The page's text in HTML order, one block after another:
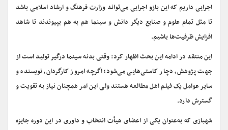
اجرایی داریم که این بازو اجرایی می‌تواند وزارت فرهنگ و ارشاد اسلامی باشد
تا مثل تمام علوم و صنایع دیگر دانش و سینما هم به هم بپیوندند تا شاهد
افزایش ظرفیت‌ها باشیم.
این منتقد در ادامه این بحث اظهار کرد: وقتی بدنه سینما درگیر تولید است از
جهت پژوهش، دچار کاستی‌هایی می‌شود؛ اگرچه امروز کارگردان، نویسنده و
سایر عوامل یک فیلم اهل مطالعه هستند ولی این امر همچنان نیاز به تقویت و
گسترش دارد.
شهبازی که به‌عنوان یکی از اعضای هیأت انتخاب و داوری در این دوره جایزه